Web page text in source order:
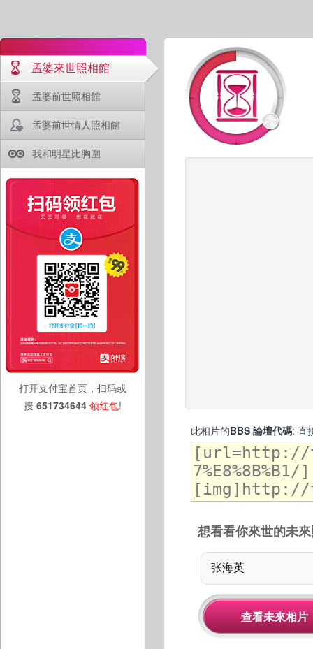
孟婆來世照相館
孟婆前世照相館
孟婆前世情人照相館
我和明星比胸圍
打开支付宝首页，扫码或
搜 651734644 领红包!
此相片的BBS 論壇代碼: 直
想看看你來世的未